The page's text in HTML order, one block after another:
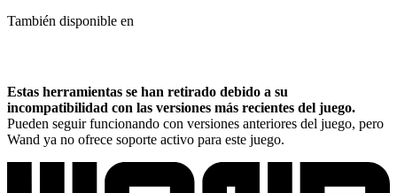
También disponible en
Estas herramientas se han retirado debido a su
incompatibilidad con las versiones más recientes del juego.
Pueden seguir funcionando con versiones anteriores del juego, pero
Wand ya no ofrece soporte activo para este juego.